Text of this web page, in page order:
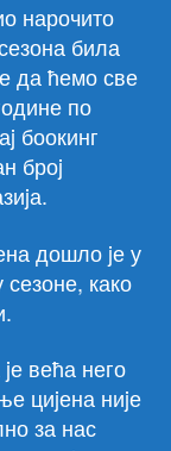
нарочито
била
да ћемо све
по
боокинг
броj
дошло jе у
како
већа него
циjена ниjе
за нас